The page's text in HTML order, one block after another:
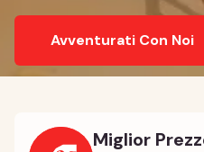
Avventurati Con Noi
Miglior